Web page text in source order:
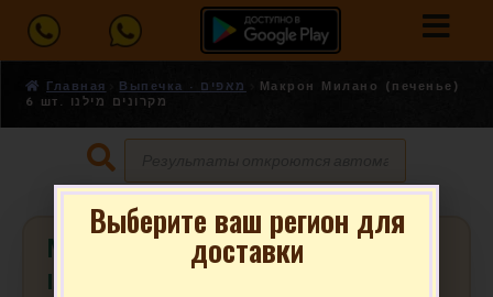
Главная Выпечка - מאפים
Макрон Милано (печенье)
6 шт. מקרונים מילנו
Макрон Милано (печенье) 6 шт.
מקרונים מילנו
Выберите ваш регион для
доставки